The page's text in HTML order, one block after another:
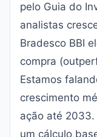
pelo Guia do
analistas
Bradesco BBI
compra
Estamos
crescimento
ação até 2033.
um cálculo